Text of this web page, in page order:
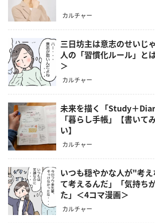
カルチャー
三日坊主は意志のせいじ
人の「習慣化ルール」と
＞
カルチャー
未来を描く「Study＋
「暮らし手帳」【書いて
い】
カルチャー
いつも穏やかな人が"考
て考えるんだ」「気持ち
た」＜4コマ漫画＞
カルチャー